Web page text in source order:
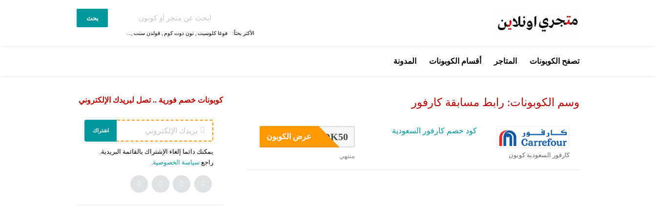
بحث
الأكثر بحثاً: فوغا كلوسيت نون دوت كوم قولدن سنت
إلى
تصفح الكوبونات المتاجر أقسام الكوبونات المدونة
وسم الكوبونات: رابط مسابقة كارفور
كارفور السعودية كوبون
كود خصم كارفور السعودية
OK50 عرض الكوبون
منتهي
كوبونات خصم فورية .. تصل لبريدك الإلكتروني
اشتراك
يمكنك دائما إلغاء الإشتراك بالقائمة البريدية.
راجع سياسة الخصوصية